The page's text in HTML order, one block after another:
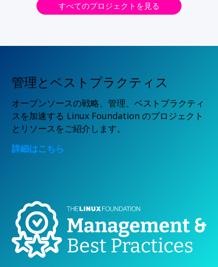
すべてのプロジェクトを見る
管理とベストプラクティス
オープンソースの戦略、管理、ベストプラクティ
スを加速する Linux Foundation のプロジェクト
とリソースをご紹介します。
詳細はこちら